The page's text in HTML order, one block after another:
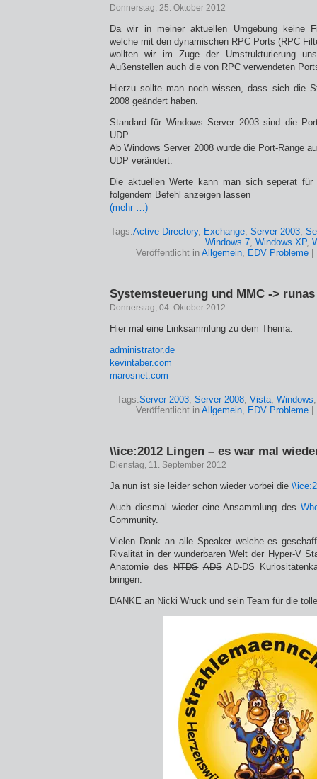
Donnerstag, 25. Oktober 2012
Da wir in meiner aktuellen Umgebung keine
welche mit den dynamischen RPC Ports (RPC
wollten wir im Zuge der Umstrukturierung
Außenstellen auch die von RPC verwendeten
Hierzu sollte man noch wissen, dass sich die
2008 geändert haben.
Standard für Windows Server 2003 sind die
UDP.
Ab Windows Server 2008 wurde die Port-Range
UDP verändert.
Die aktuellen Werte kann man sich seperat
folgendem Befehl anzeigen lassen
(mehr …)
Tags:Active Directory, Exchange, Server 2003,
Windows 7, Windows XP,
Veröffentlicht in Allgemein, EDV Probleme|
Systemsteuerung und MMC -> runas
Donnerstag, 04. Oktober 2012
Hier mal eine Linksammlung zu dem Thema:
administrator.de
kevintaber.com
marosnet.com
Tags:Server 2003, Server 2008, Vista, Windows
Veröffentlicht in Allgemein, EDV Probleme|
\\ice:2012 Lingen – es war mal
Dienstag, 11. September 2012
Ja nun ist sie leider schon wieder vorbei die
Auch diesmal wieder eine Ansammlung des
Community.
Vielen Dank an alle Speaker welche es
Rivalität in der wunderbaren Welt der Hyper-V
Anatomie desNTDS ADSAD-DS
bringen.
DANKE an Nicki Wruck und sein Team für die